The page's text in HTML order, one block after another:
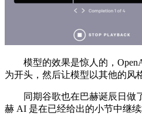
模型的效果是惊人的，
为开头，然后让模型以其他的风
同期谷歌也在巴赫诞辰日做了
赫 AI 是在已经给出的小节中继续